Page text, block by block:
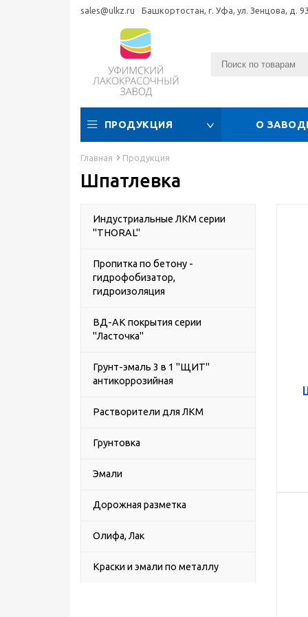
sales@ulkz.ru Башкортостан, г. Уфа, ул. Зенцова, д.
ПРОДУКЦИЯ О
Главная Продукция
Шпатлевка
Индустриальные ЛКМ серии
"THORAL"
Пропитка по бетону -
гидрофобизатор,
гидроизоляция
ВД-АК покрытия серии
"Ласточка"
Грунт-эмаль 3 в 1 "ЩИТ"
антикоррозийная
Растворители для ЛКМ
Грунтовка
Эмали
Дорожная разметка
Олифа, Лак
Краски и эмали по металлу